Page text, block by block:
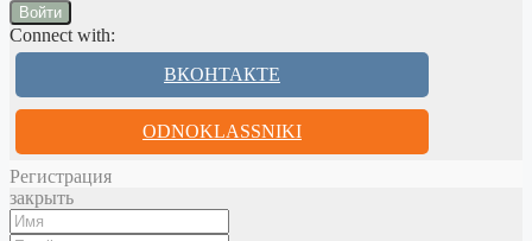
Войти
Connect with:
ВКОНТАКТЕ
ODNOKLASSNIKI
Регистрация
закрыть